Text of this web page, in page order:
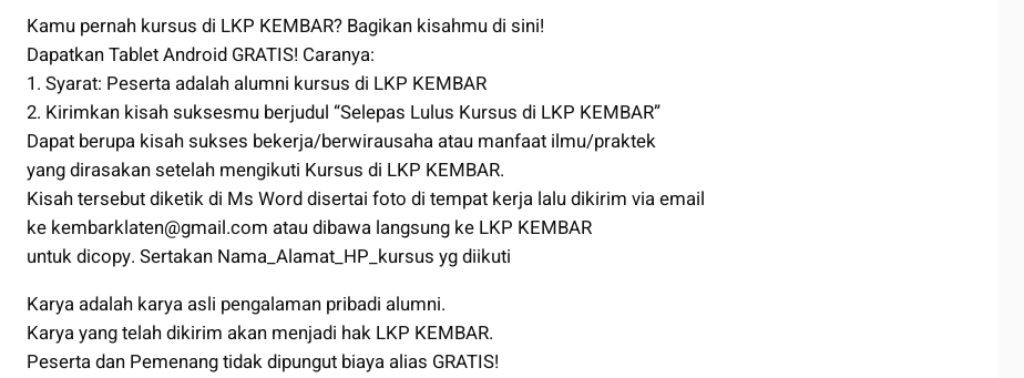
Kamu pernah kursus di LKP KEMBAR? Bagikan kisahmu di sini!
Dapatkan Tablet Android GRATIS! Caranya:
1. Syarat: Peserta adalah alumni kursus di LKP KEMBAR
2. Kirimkan kisah suksesmu berjudul “Selepas Lulus Kursus di LKP KEMBAR”
Dapat berupa kisah sukses bekerja/berwirausaha atau manfaat ilmu/praktek
yang dirasakan setelah mengikuti Kursus di LKP KEMBAR.
Kisah tersebut diketik di Ms Word disertai foto di tempat kerja lalu dikirim via email
ke kembarklaten@gmail.com atau dibawa langsung ke LKP KEMBAR
untuk dicopy. Sertakan Nama_Alamat_HP_kursus yg diikuti
Karya adalah karya asli pengalaman pribadi alumni.
Karya yang telah dikirim akan menjadi hak LKP KEMBAR.
Peserta dan Pemenang tidak dipungut biaya alias GRATIS!